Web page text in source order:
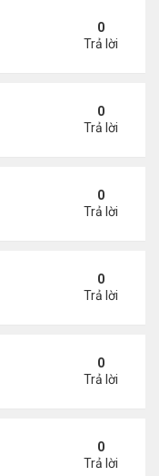
dữ dội
0
Trả lời
Mỹ"
0
Trả lời
đình gốc Việt ...
0
Trả lời
Ba Lan, để lại 2 con
0
Trả lời
thương tâm0
Trả lời
nhờ món vịt quay Bắc
0
Trả lời